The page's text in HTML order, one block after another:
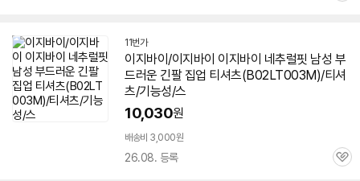
11번가
이지바이/이지바이 이지바이 네추럴핏 남성 부
드러운 긴팔 집업 티셔츠(B02LT003M)/티셔
츠/기능성/스
10,030원
배송비 3,000원
26.08. 등록
관